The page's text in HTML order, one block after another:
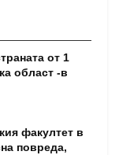
от 1
област -в
факултет в
повреда,